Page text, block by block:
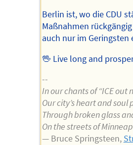
Berlin ist, wo die CDU
Maßnahmen
auch nur im Geringsten
🖖 Live long and
--
In our chants of “ICE out
Our city’s heart and soul
Through broken glass
On the streets of
— Bruce Springsteen,